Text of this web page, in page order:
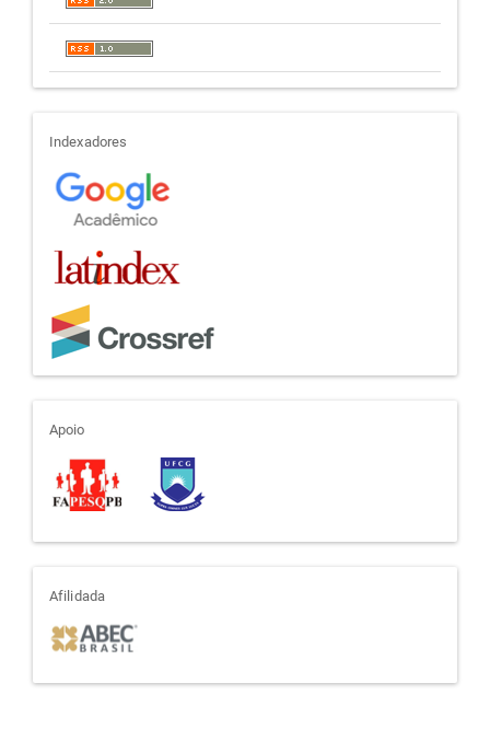
indexadores
Indexadores
apoio
Apoio
afiliada
Afilidada